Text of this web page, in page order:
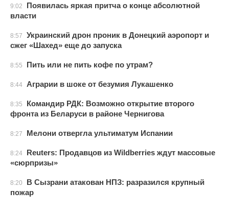
9:02
Появилась яркая притча о конце абсолютной
власти
8:57
Украинский дрон проник в Донецкий аэропорт и
сжег «Шахед» еще до запуска
8:55 Пить или не пить кофе по утрам?
8:44 Аграрии в шоке от безумия Лукашенко
8:35
Командир РДК: Возможно открытие второго
фронта из Беларуси в районе Чернигова
8:27 Мелони отвергла ультиматум Испании
8:24
Reuters: Продавцов из Wildberries ждут массовые
«сюрпризы»
8:20
В Сызрани атакован НПЗ: разразился крупный
пожар